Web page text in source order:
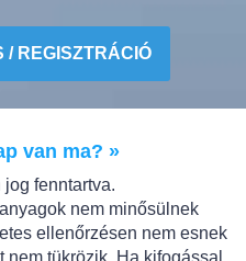
/ REGISZTRÁCIÓ
van ma? »
fenntartva.
nem minősülnek
ellenőrzésen nem esnek
tükrözik. Ha kifogással